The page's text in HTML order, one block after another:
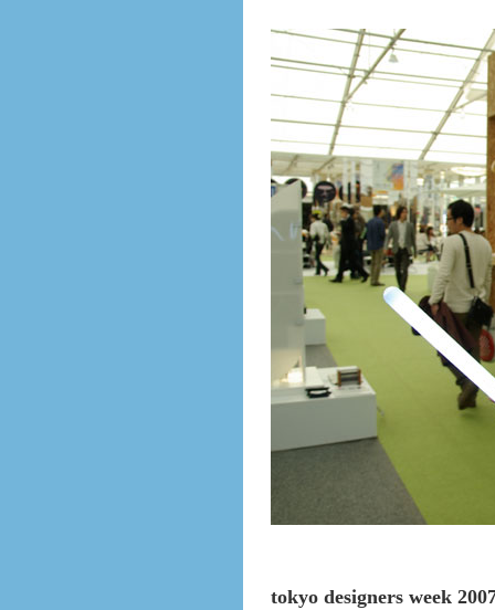
tokyo designers week